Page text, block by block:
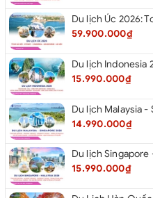
59.900.000₫
15.990.000₫
14.990.000₫
15.990.000₫